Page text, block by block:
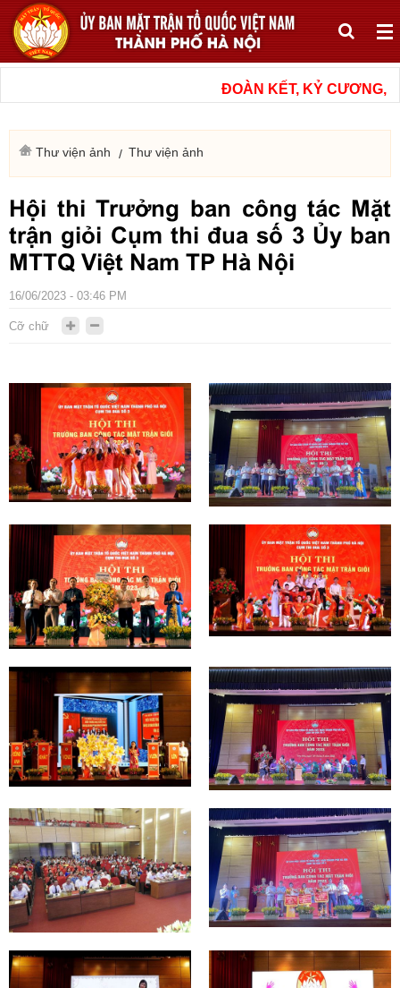
ĐOÀN KẾT, KỶ CƯƠNG,
Thư viện ảnh Thư viện ảnh
Hội thi Trưởng ban công tác Mặt
trận giỏi Cụm thi đua số 3 Ủy ban
MTTQ Việt Nam TP Hà Nội
16/06/2023 - 03:46 PM
Cỡ chữ